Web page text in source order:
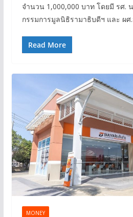
จำนวน 1,000,000 บาท โดยมี รศ.
กรรมการมูลนิธิรามาธิบดีฯ และ ผ
Read More
MONEY